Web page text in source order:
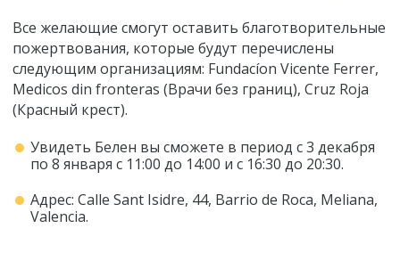
Все желающие смогут оставить благотворительные
пожертвования, которые будут перечислены
следующим организациям: Fundacíon Vicente Ferrer,
Medicos din fronteras (Врачи без границ), Cruz Roja
(Красный крест).
Увидеть Белен вы сможете в период с 3 декабря
по 8 января с 11:00 до 14:00 и с 16:30 до 20:30.
Адрес: Сalle Sant Isidre, 44, Barrio de Roca, Meliana,
Valencia.